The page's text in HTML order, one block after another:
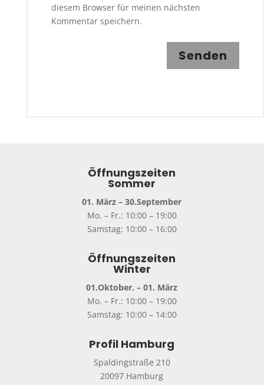
diesem Browser für meinen nächsten
Kommentar speichern.
Senden
Öffnungszeiten
Sommer
01. März – 30.September
Mo. – Fr.: 10:00 – 19:00
Samstag: 10:00 – 16:00
Öffnungszeiten
Winter
01.Oktober. – 01. März
Mo. – Fr.: 10:00 – 19:00
Samstag: 10:00 – 14:00
Profil Hamburg
Spaldingstraße 210
20097 Hamburg